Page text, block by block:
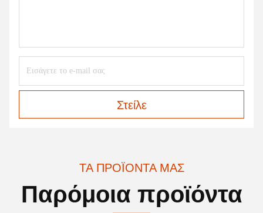
Στείλε
ΤΑ ΠΡΟΪΌΝΤΑ ΜΑΣ
Παρόμοια προϊόντα